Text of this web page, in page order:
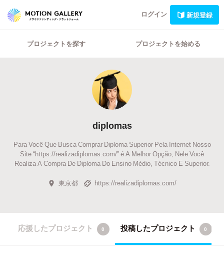
ログイン 新規登録
プロジェクトを探す プロジェクトを始める
diplomas
Para Você Que Busca Comprar Diploma Superior Pela Internet Nosso
Site “https://realizadiplomas.com/” é A Melhor Opção, Nele Você
Realiza A Compra De Diploma Do Ensino Médio, Técnico E Superior.
東京都 https://realizadiplomas.com/
応援したプロジェクト 0 投稿したプロジェクト 0